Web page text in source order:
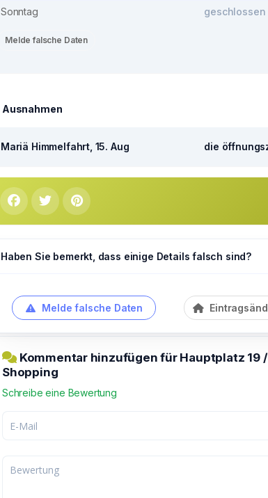
Sonntag
geschlossen
Melde falsche Daten
Ausnahmen
Mariä Himmelfahrt, 15. Aug die
Haben Sie bemerkt, dass einige Details falsch sind?
Melde falsche Daten
Kommentar hinzufügen für Hauptplatz 19
Shopping
Schreibe eine Bewertung